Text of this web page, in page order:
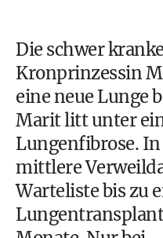
Die schwer
Kronprinzessin
eine neue Lunge
Marit litt unter
Lungenfibrose.
mittlere
Warteliste bis zu